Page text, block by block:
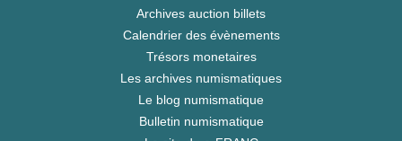
Archives auction billets
Calendrier des évènements
Trésors monetaires
Les archives numismatiques
Le blog numismatique
Bulletin numismatique